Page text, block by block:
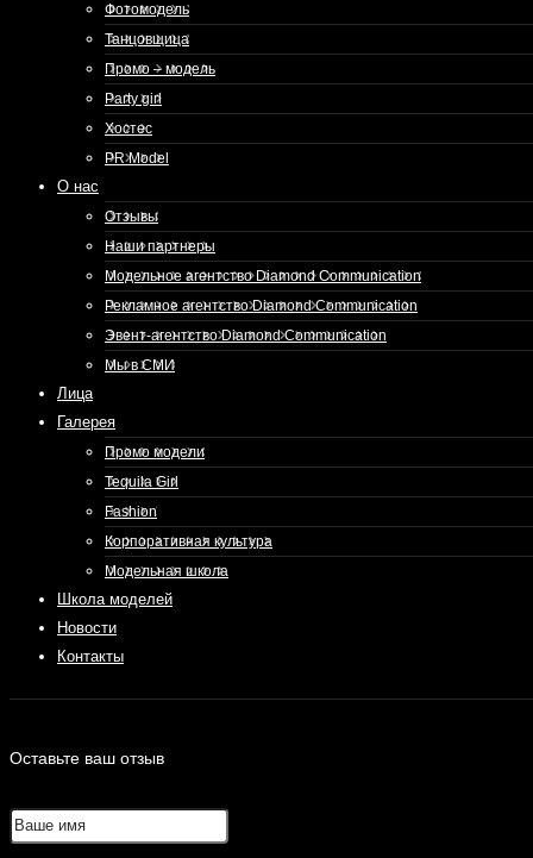
Фотомодель
Танцовщица
Промо – модель
Party girl
Хостес
PR Model
О нас
Отзывы
Наши партнеры
Модельное агентство Diamond Communication
Рекламное агентство Diamond Communication
Эвент-агентство Diamond Communication
Мы в СМИ
Лица
Галерея
Промо модели
Tequila Girl
Fashion
Корпоративная культура
Модельная школа
Школа моделей
Новости
Контакты
Оставьте ваш отзыв